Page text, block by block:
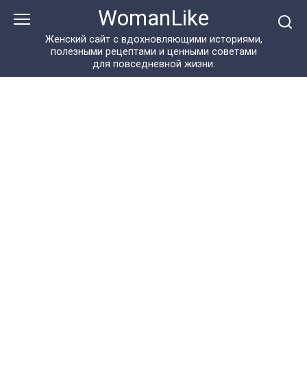
WomanLike
Женский сайт с вдохновляющими историями,
полезными рецептами и ценными советами
для повседневной жизни.